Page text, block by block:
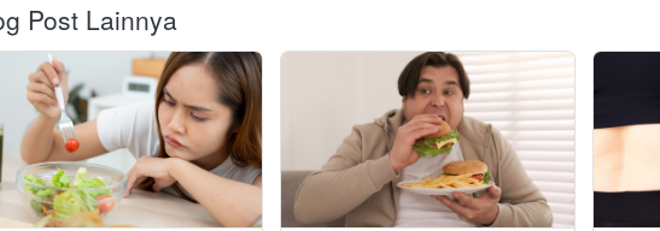
Post Lainnya